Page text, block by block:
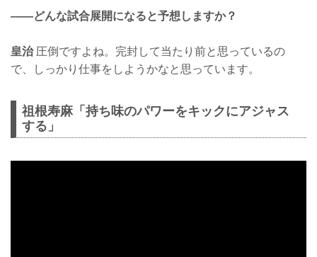
——どんな試合展開になると予想しますか？
皇治圧倒ですよね。完封して当たり前と思っているの
で、しっかり仕事をしようかなと思っています。
祖根寿麻「持ち味のパワーをキックにアジャス
する」